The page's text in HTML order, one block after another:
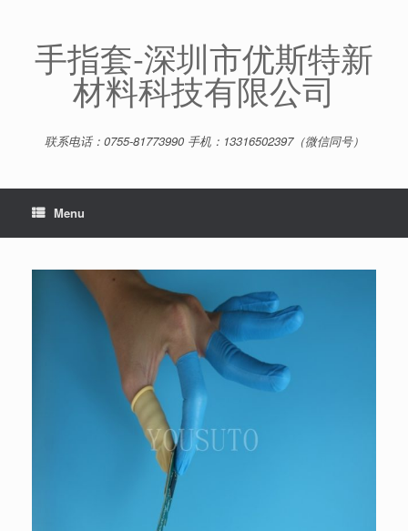
content手指套-深圳市优斯特新
材料科技有限公司
联系电话：0755-81773990 手机：13316502397（微信同号）
Menu